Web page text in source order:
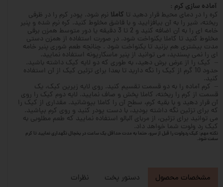
آماده سازی کرم :
کره را در دمای محیط قرار دهید تا کاملا نرم شود. پودر کرم را در ظرفی
ریخته، شیر را به آن بیافزایید و با قاشق مخلوط کنید. کره نرم شده و پنیر
خامه ای را به آن اضافه کنید و 2 تا 3 دقیقه یا دور متوسط همزن برقی
مخلوط کنید تا کاملا یکنواخت شود. در صورت استفاده از همزن دستی
مدت بیشتری هم بزنید تا یکنواخت شود . چنانچه طعم شوری پنیر خامه
ای را نمی پسندید، می توانید از پنیر ماسکارپونه استفاده نمایید.
– کیک را از عرض برش دهید، به طوری که دو لایه کیک داشته باشید.
حدود 10 گرم از کیک را نگه دارید تا بعدا برای تزئین کیک از آن استفاده
کنید.
– کرم آماده را به دو قسمت تقسیم کنید. روی لایه زیرین کیک، یک
قسمت از کرم را ریخته، کاملا پخش و صاف نمایید. لایه دوم کیک را روی
آن قرار دهید و با بقیه کرم، سطح آن را کاملا بپوشانید. مقداری از کیک را
که برای تزئین نگه داشته بودید، با دست پودر کنید و روی کرم بپاشید.
می توانید برای تزئین، از مربای آلبالو استفاده نمایید که طعم مطلوبی به
کیک رد ولوت شما خواهد داد.
نکته مهم: کیک ردولوت را قبل از سرو، حتما به مدت حداقل یک ساعت در یخچال نگهداری نمایید تا کرم
سفت شود.
مشخصات محصول دستور پخت نظرات